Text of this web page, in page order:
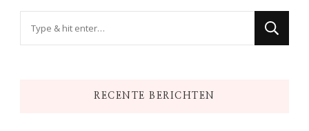
RECENTE BERICHTEN